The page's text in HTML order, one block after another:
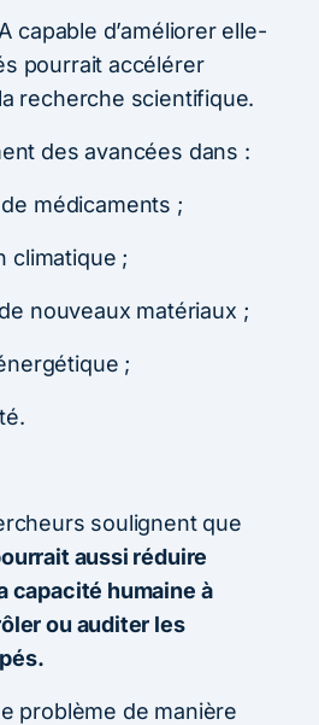
capable d’améliorer elle-
pourrait accélérer
recherche scientifique.
des avancées dans :
médicaments ;
climatique ;
nouveaux matériaux ;
;
soulignent que
aussi réduire
capacité humaine à
ou auditer les
problème de manière